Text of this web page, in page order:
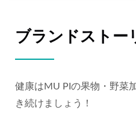
ブランドストー
健康はMU PIの果物・野菜
き続けましょう！